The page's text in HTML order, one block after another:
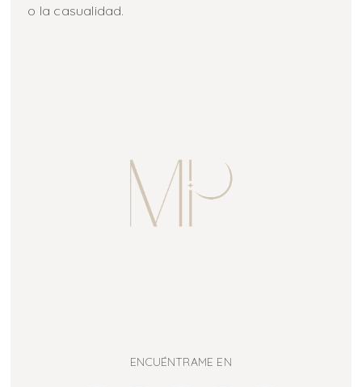
o la casualidad.
ENCUÉNTRAME EN